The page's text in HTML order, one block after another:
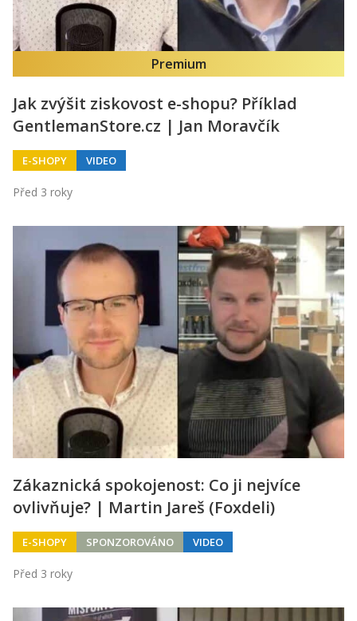
Premium
Jak zvýšit ziskovost e-shopu? Příklad
GentlemanStore.cz | Jan Moravčík
E-SHOPY VIDEO
Před 3 roky
Zákaznická spokojenost: Co ji nejvíce
ovlivňuje? | Martin Jareš (Foxdeli)
E-SHOPY SPONZOROVÁNO VIDEO
Před 3 roky